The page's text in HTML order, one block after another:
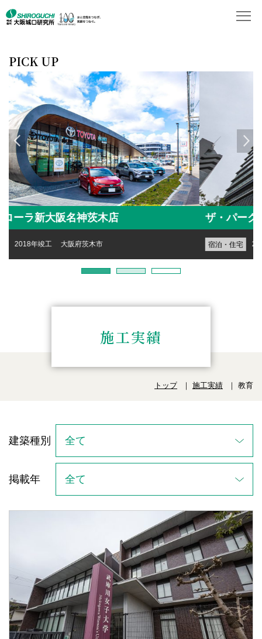
PICK UP
ザ・パークハウス中之島タワー
宿泊・住宅 2017年竣工 大阪府大阪市
施工実績
トップ 施工実績 教育
建築種別
掲載年